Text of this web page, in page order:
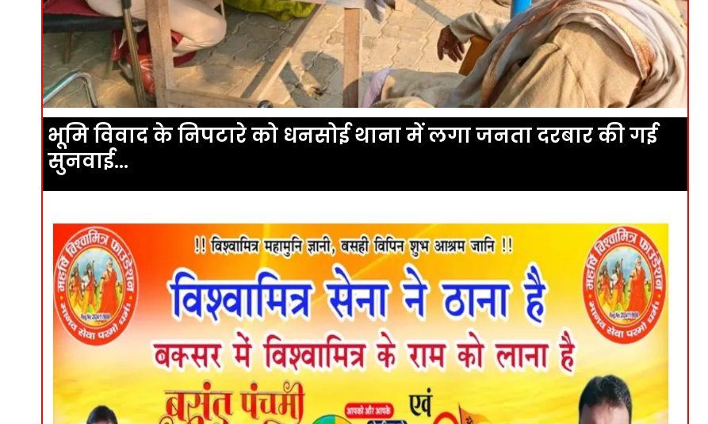
भूमि विवाद के निपटारे को धनसोई थाना में लगा जनता दरबार की गई
सुनवाई…